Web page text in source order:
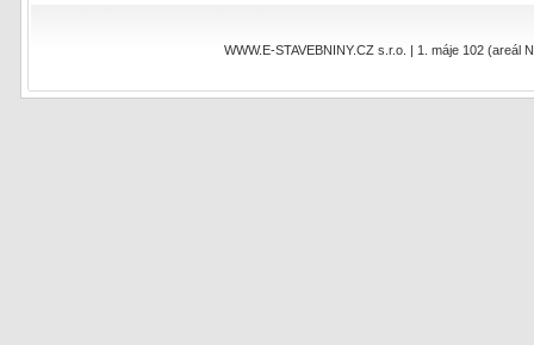
WWW.E-STAVEBNINY.CZ s.r.o. | 1. máje 102